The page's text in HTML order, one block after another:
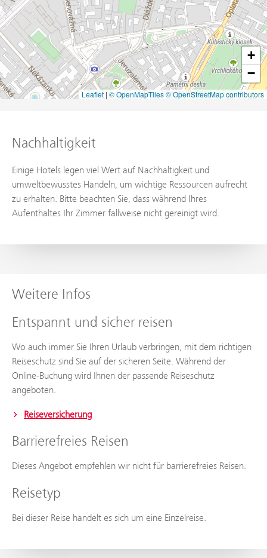
+
−
Leaflet | © OpenMapTiles© OpenStreetMap contributors
Nachhaltigkeit
Einige Hotels legen viel Wert auf Nachhaltigkeit und
umweltbewusstes Handeln, um wichtige Ressourcen aufrecht
zu erhalten. Bitte beachten Sie, dass während Ihres
Aufenthaltes Ihr Zimmer fallweise nicht gereinigt wird.
Weitere Infos
Entspannt und sicher reisen
Wo auch immer Sie Ihren Urlaub verbringen, mit dem richtigen
Reiseschutz sind Sie auf der sicheren Seite. Während der
Online-Buchung wird Ihnen der passende Reiseschutz
angeboten.
Reiseversicherung
Barrierefreies Reisen
Dieses Angebot empfehlen wir nicht für barrierefreies Reisen.
Reisetyp
Bei dieser Reise handelt es sich um eine Einzelreise.